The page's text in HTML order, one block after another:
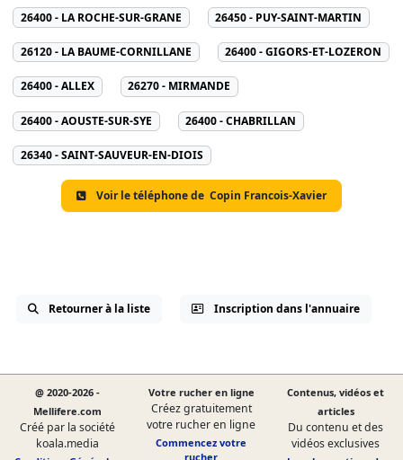
26400 - LA ROCHE-SUR-GRANE 26450 - PUY-SAINT-MARTIN
26120 - LA BAUME-CORNILLANE 26400 - GIGORS-ET-LOZERON
26400 - ALLEX 26270 - MIRMANDE
26400 - AOUSTE-SUR-SYE 26400 - CHABRILLAN
26340 - SAINT-SAUVEUR-EN-DIOIS
Voir le téléphone de Copin Francois-Xavier
Retourner à la liste Inscription dans l'annuaire
@ 2020-2026 -
Mellifere.com
Créé par la société
koala.media
Votre rucher en ligne
Créez gratuitement
votre rucher en ligne
Commencez votre
rucher
Contenus, vidéos et
articles
Du contenu et des
vidéos exclusives